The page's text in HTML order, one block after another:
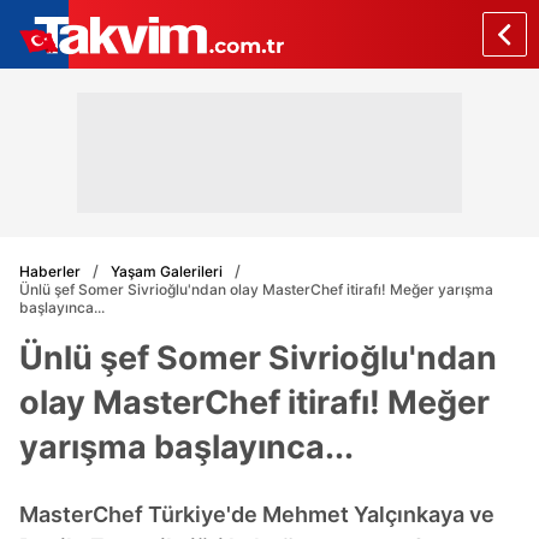
Haberler
Yaşam Galerileri
Ünlü şef Somer Sivrioğlu'ndan olay MasterChef itirafı! Meğer yarışma
başlayınca...
Ünlü şef Somer Sivrioğlu'ndan
olay MasterChef itirafı! Meğer
yarışma başlayınca...
MasterChef Türkiye'de Mehmet Yalçınkaya ve